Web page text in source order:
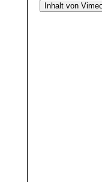
Inhalt von